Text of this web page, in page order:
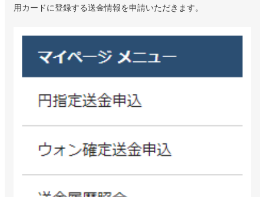
用カードに登録する送金情報を申請いただきます。